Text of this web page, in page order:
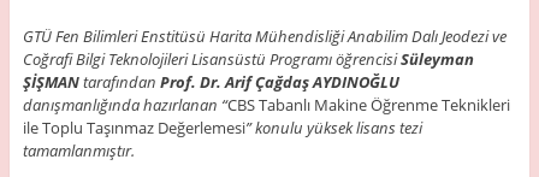
GTÜ Fen Bilimleri Enstitüsü Harita Mühendisliği Anabilim Dalı Jeodezi ve
Coğrafi Bilgi Teknolojileri Lisansüstü Programı öğrencisiSüleyman
ŞİŞMANtarafından Prof. Dr. Arif Çağdaş AYDINOĞLU
danışmanlığında hazırlanan “CBS Tabanlı Makine Öğrenme Teknikleri
ile Toplu Taşınmaz Değerlemesi” konulu yüksek lisans tezi
tamamlanmıştır.